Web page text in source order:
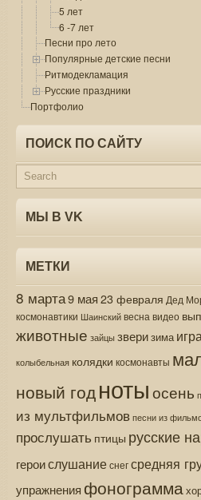
5 лет
6 -7 лет
Песни про лето
Популярные детские песни
Ритмодекламация
Русские праздники
Портфолио
ПОИСК ПО САЙТУ
МЫ В VK
МЕТКИ
8 марта9 мая 23 февраля Дед
космонавтики Шаинскийвесна видео
животные зайцы зверизима
колыбельная колядки космонавты
новый годнотыосень
из мультфильмов песни из
прослушать птицы русские
героислушаниеснегсредняя
упражнения фонограмма